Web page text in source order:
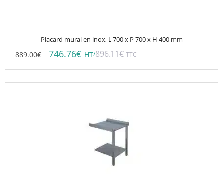
Placard mural en inox, L 700 x P 700 x H 400 mm
889.00€ 746.76€ HT/896.11€ TTC